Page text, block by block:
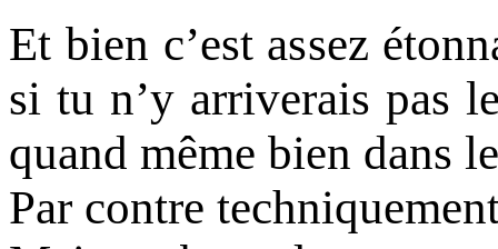
Et bien c’est assez
si tu n’y arriverais pas
quand même bien dans
Par contre